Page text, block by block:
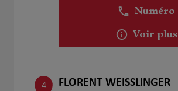
Numéro
Voir plus
4 FLORENT WEISSLINGER